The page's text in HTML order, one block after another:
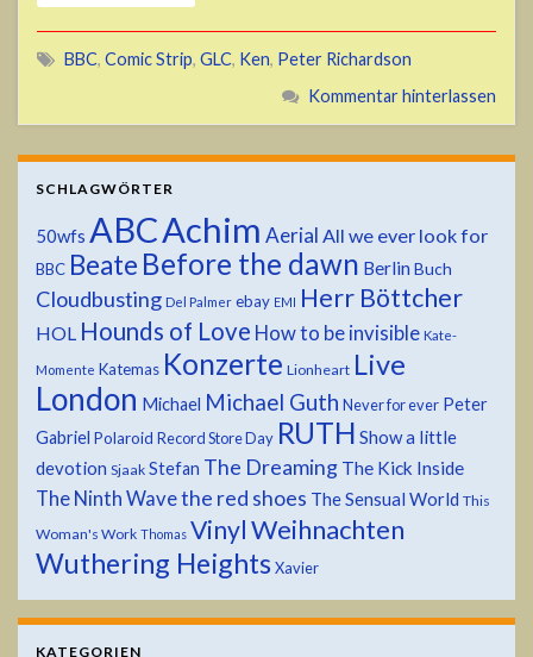
BBC, Comic Strip, GLC, Ken, Peter Richardson
Kommentar hinterlassen
SCHLAGWÖRTER
50wfs ABCAchim Aerial All we ever look for
BBC Beate Before the dawn Berlin Buch
Cloudbusting Del Palmer ebay EMI Herr Böttcher
HOL Hounds of Love How to be invisible Kate-
Momente Katemas Konzerte Lionheart Live
London Michael Michael Guth Never for ever Peter
Gabriel Polaroid Record Store Day RUTH Show a little
devotion Sjaak Stefan The Dreaming The Kick Inside
The Ninth Wavethe red shoes The Sensual World This
Woman's Work Thomas VinylWeihnachten
Wuthering Heights Xavier
KATEGORIEN